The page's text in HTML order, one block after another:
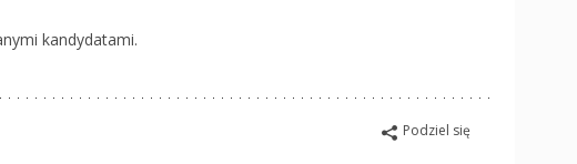
kandydatami.
Podziel się